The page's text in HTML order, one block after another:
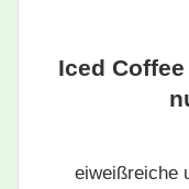
Iced
eiweißreiche